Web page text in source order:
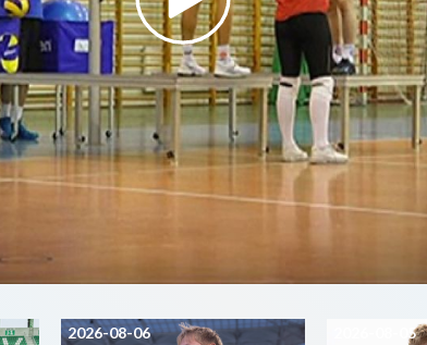
2026-08-06 2026-08-05